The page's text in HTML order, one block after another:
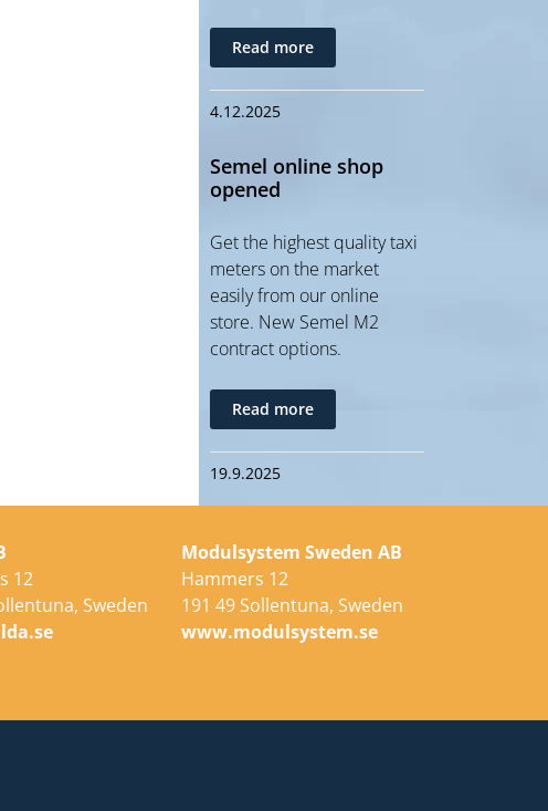
Read more
4.12.2025
Semel online shop
opened
Get the highest quality taxi
meters on the market
easily from our online
store. New Semel M2
contract options.
Read more
19.9.2025
12
Sweden
Modulsystem Sweden AB
Hammers 12
191 49 Sollentuna, Sweden
www.modulsystem.se